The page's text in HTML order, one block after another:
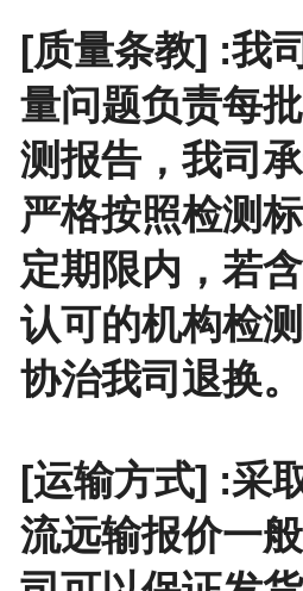
[质量条教] :我
量问题负责每
测报告，我司
严格按照检测
定期限内，若
认可的机构检
协治我司退换。
[运输方式] :采
流远输报价一